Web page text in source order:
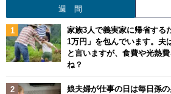
週 間
家族3人で義実家に帰省する
1万円」を包んでいます。夫
と言いますが、食費や光熱
ね？
娘夫婦が仕事の日は毎日孫